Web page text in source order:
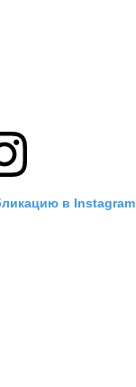
в Instagram